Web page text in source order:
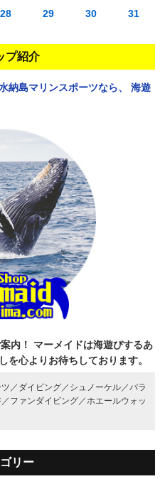
28 29 30 31
プ紹介
納島マリンスポーツなら、
海遊
内！
マーメイドは海遊びするあ
を心よりお待ちしております。
／ ダイビング／ シュノーケル／ パラ
ファンダイビング／ ホエールウォッ
リー